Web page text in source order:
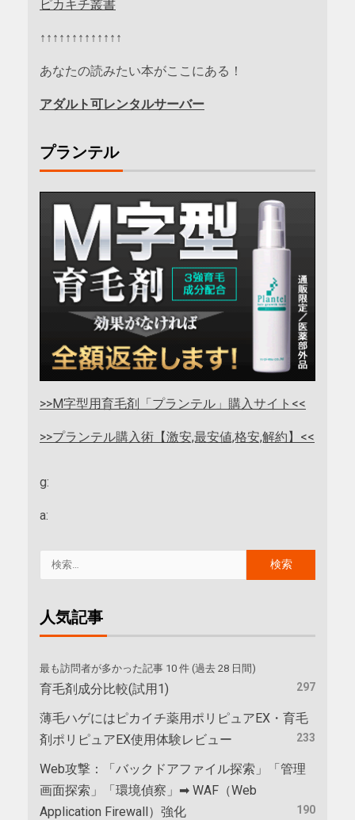
ピカキチ叢書
↑↑↑↑↑↑↑↑↑↑↑↑↑
あなたの読みたい本がここにある！
アダルト可レンタルサーバー
プランテル
>>M字型用育毛剤「プランテル」購入サイト<<
>>プランテル購入術【激安,最安値,格安,解約】<<
g:
a:
人気記事
最も訪問者が多かった記事 10 件 (過去 28 日間)
育毛剤成分比較(試用1) 297
薄毛ハゲにはピカイチ薬用ポリピュアEX・育毛
剤ポリピュアEX使用体験レビュー
233
Web攻撃：「バックドアファイル探索」「管理
画面探索」「環境偵察」➡ WAF（Web
Application Firewall）強化
190